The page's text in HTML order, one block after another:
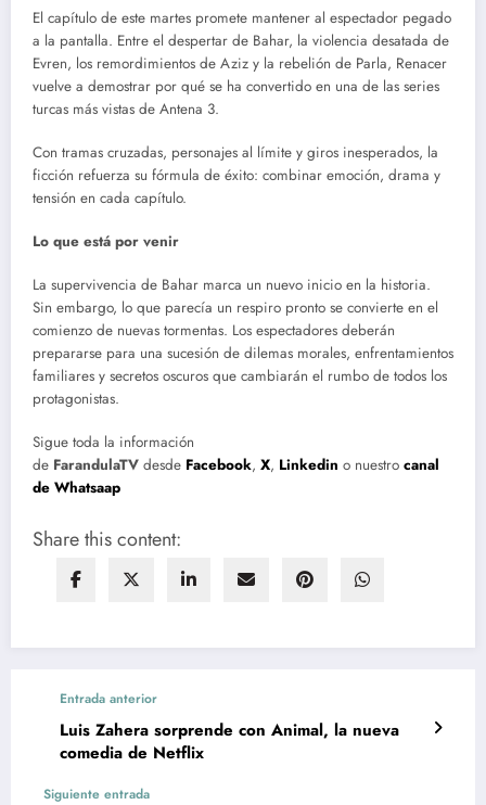
El capítulo de este martes promete mantener al espectador pegado
a la pantalla. Entre el despertar de Bahar, la violencia desatada de
Evren, los remordimientos de Aziz y la rebelión de Parla, Renacer
vuelve a demostrar por qué se ha convertido en una de las series
turcas más vistas de Antena 3.
Con tramas cruzadas, personajes al límite y giros inesperados, la
ficción refuerza su fórmula de éxito: combinar emoción, drama y
tensión en cada capítulo.
Lo que está por venir
La supervivencia de Bahar marca un nuevo inicio en la historia.
Sin embargo, lo que parecía un respiro pronto se convierte en el
comienzo de nuevas tormentas. Los espectadores deberán
prepararse para una sucesión de dilemas morales, enfrentamientos
familiares y secretos oscuros que cambiarán el rumbo de todos los
protagonistas.
Sigue toda la información
de FarandulaTV desde Facebook, X, Linkedin o nuestro canal
de Whatsaap
Share this content:
Entrada anterior
Luis Zahera sorprende con Animal, la nueva
comedia de Netflix
Siguiente entrada